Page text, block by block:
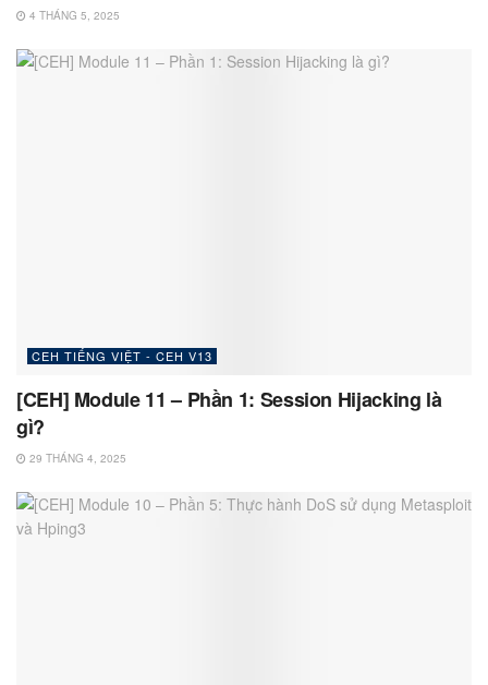
4 THÁNG 5, 2025
CEH TIẾNG VIỆT - CEH V13
[CEH] Module 11 – Phần 1: Session Hijacking là
gì?
29 THÁNG 4, 2025